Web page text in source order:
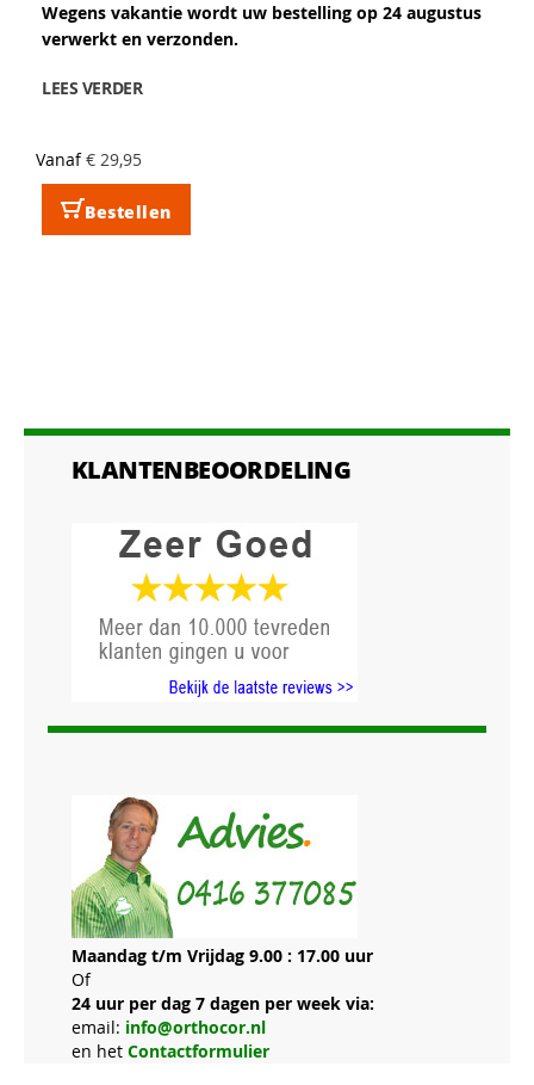
Wegens vakantie wordt uw bestelling op 24 augustus
verwerkt en verzonden.
LEES VERDER
Vanaf € 29,95
Bestellen
KLANTENBEOORDELING
Maandag t/m Vrijdag 9.00 : 17.00 uur
Of
24 uur per dag 7 dagen per week via:
email: info@orthocor.nl
en het Contactformulier